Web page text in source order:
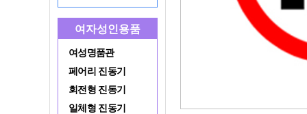
여자성인용품
여성명품관
페어리 진동기
회전형 진동기
일체형 진동기